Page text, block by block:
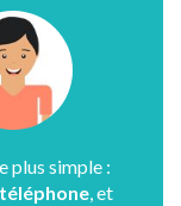
plus simple :
, et